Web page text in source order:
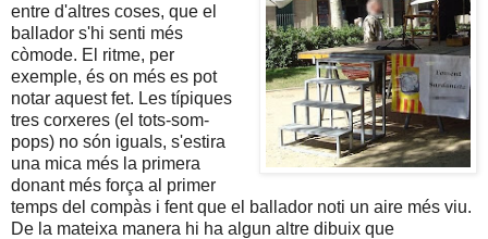
entre d'altres coses, que el
ballador s'hi senti més
còmode. El ritme, per
exemple, és on més es pot
notar aquest fet. Les típiques
tres corxeres (el tots-som-
pops) no són iguals, s'estira
una mica més la primera
donant més força al primer
temps del compàs i fent que el ballador noti un aire més viu.
De la mateixa manera hi ha algun altre dibuix que